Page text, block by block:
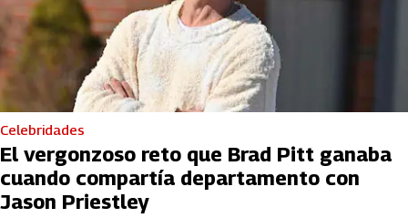
Celebridades
El vergonzoso reto que Brad Pitt ganaba
cuando compartía departamento con
Jason Priestley